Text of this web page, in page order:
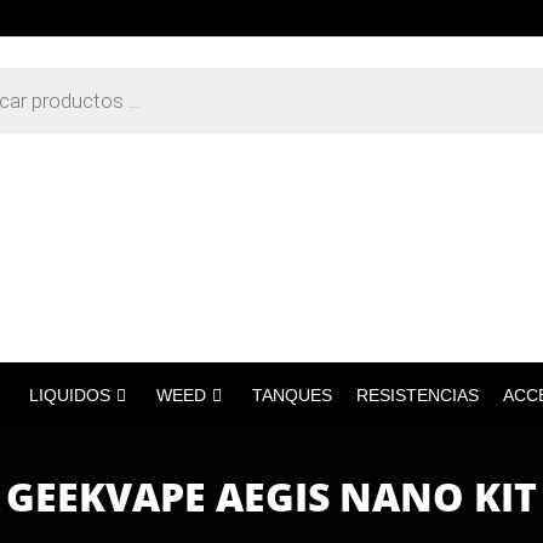
LIQUIDOS WEED TANQUES RESISTENCIAS
GEEKVAPE AEGIS NANO KIT